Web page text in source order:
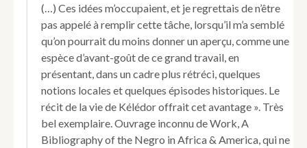
(…) Ces idées m’occupaient, et je regrettais de n’être
pas appelé à remplir cette tâche, lorsqu’il m’a semblé
qu’on pourrait du moins donner un aperçu, comme une
espèce d’avant-goût de ce grand travail, en
présentant, dans un cadre plus rétréci, quelques
notions locales et quelques épisodes historiques. Le
récit de la vie de Kélédor offrait cet avantage ». Très
bel exemplaire. Ouvrage inconnu de Work, A
Bibliography of the Negro in Africa & America, qui ne